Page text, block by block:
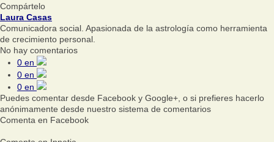
Compártelo
Laura Casas
Comunicadora social. Apasionada de la astrología como herramienta
de crecimiento personal.
No hay comentarios
0 en
0 en
0 en
Puedes comentar desde Facebook y Google+, o si prefieres hacerlo
anónimamente desde nuestro sistema de comentarios
Comenta en Facebook